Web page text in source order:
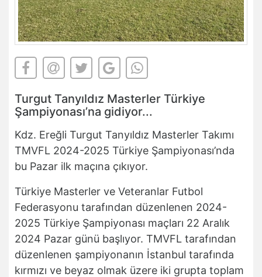
Turgut Tanyıldız Masterler Türkiye
Şampiyonası’na gidiyor...
Kdz. Ereğli Turgut Tanyıldız Masterler Takımı
TMVFL 2024-2025 Türkiye Şampiyonası’nda
bu Pazar ilk maçına çıkıyor.
Türkiye Masterler ve Veteranlar Futbol
Federasyonu tarafından düzenlenen 2024-
2025 Türkiye Şampiyonası maçları 22 Aralık
2024 Pazar günü başlıyor. TMVFL tarafından
düzenlenen şampiyonanın İstanbul tarafında
kırmızı ve beyaz olmak üzere iki grupta toplam